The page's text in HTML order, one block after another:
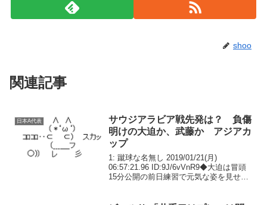
shoo
関連記事
日本A代表
サウジアラビア戦先発は？ 負傷
明けの大迫か、武藤か アジアカ
ップ
1: 蹴球な名無し 2019/01/21(月)
06:57:21.96 ID:9J/6vVnR9◆大迫は冒頭
15分公開の前日練習で元気な姿を見せる